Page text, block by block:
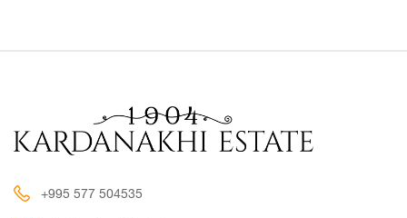
+995 577 504535